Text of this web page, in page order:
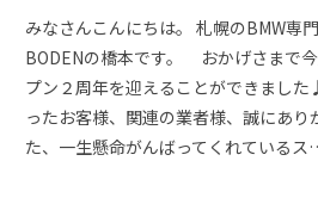
みなさんこんにちは。 札幌のBMW専
BODENの橋本です。 おかげさまで
プン２周年を迎えることができまし
ったお客様、関連の業者様、誠にあり
た、一生懸命がんばってくれている